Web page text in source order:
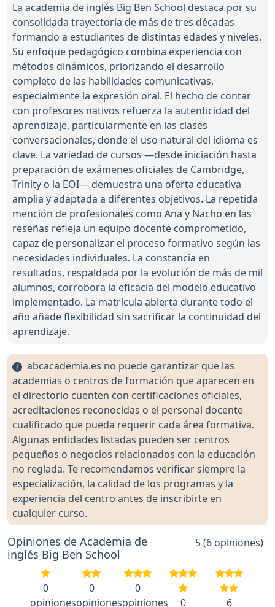
La academia de inglés Big Ben School destaca por su
consolidada trayectoria de más de tres décadas
formando a estudiantes de distintas edades y niveles.
Su enfoque pedagógico combina experiencia con
métodos dinámicos, priorizando el desarrollo
completo de las habilidades comunicativas,
especialmente la expresión oral. El hecho de contar
con profesores nativos refuerza la autenticidad del
aprendizaje, particularmente en las clases
conversacionales, donde el uso natural del idioma es
clave. La variedad de cursos —desde iniciación hasta
preparación de exámenes oficiales de Cambridge,
Trinity o la EOI— demuestra una oferta educativa
amplia y adaptada a diferentes objetivos. La repetida
mención de profesionales como Ana y Nacho en las
reseñas refleja un equipo docente comprometido,
capaz de personalizar el proceso formativo según las
necesidades individuales. La constancia en
resultados, respaldada por la evolución de más de mil
alumnos, corrobora la eficacia del modelo educativo
implementado. La matrícula abierta durante todo el
año añade flexibilidad sin sacrificar la continuidad del
aprendizaje.
abcacademia.es no puede garantizar que las
academias o centros de formación que aparecen en
el directorio cuenten con certificaciones oficiales,
acreditaciones reconocidas o el personal docente
cualificado que pueda requerir cada área formativa.
Algunas entidades listadas pueden ser centros
pequeños o negocios relacionados con la educación
no reglada. Te recomendamos verificar siempre la
especialización, la calidad de los programas y la
experiencia del centro antes de inscribirte en
cualquier curso.
Opiniones de Academia de
inglés Big Ben School
5 (6 opiniones)
0
opiniones
0
opiniones
0
opiniones
0 6